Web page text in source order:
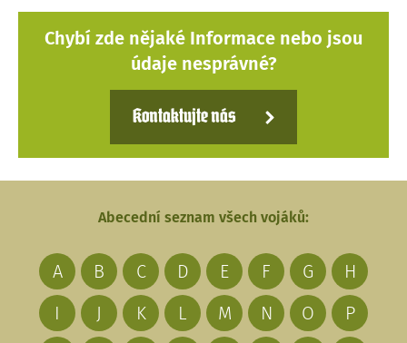
Chybí zde nějaké Informace nebo jsou
údaje nesprávné?
Kontaktujte nás
Abecední seznam všech vojáků:
A B C D E F G
H
I
J K L M N O
P